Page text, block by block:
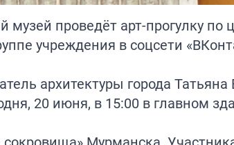
проведёт арт-прогулку по
учреждения в соцсети
архитектуры города Татьяна
20 июня, в 15:00 в главном